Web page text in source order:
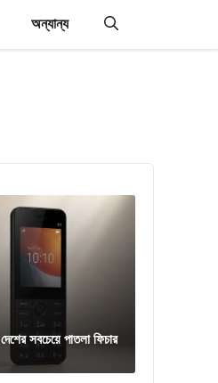
অন্যান্য
সবচেয়ে পাতলা ফিচার